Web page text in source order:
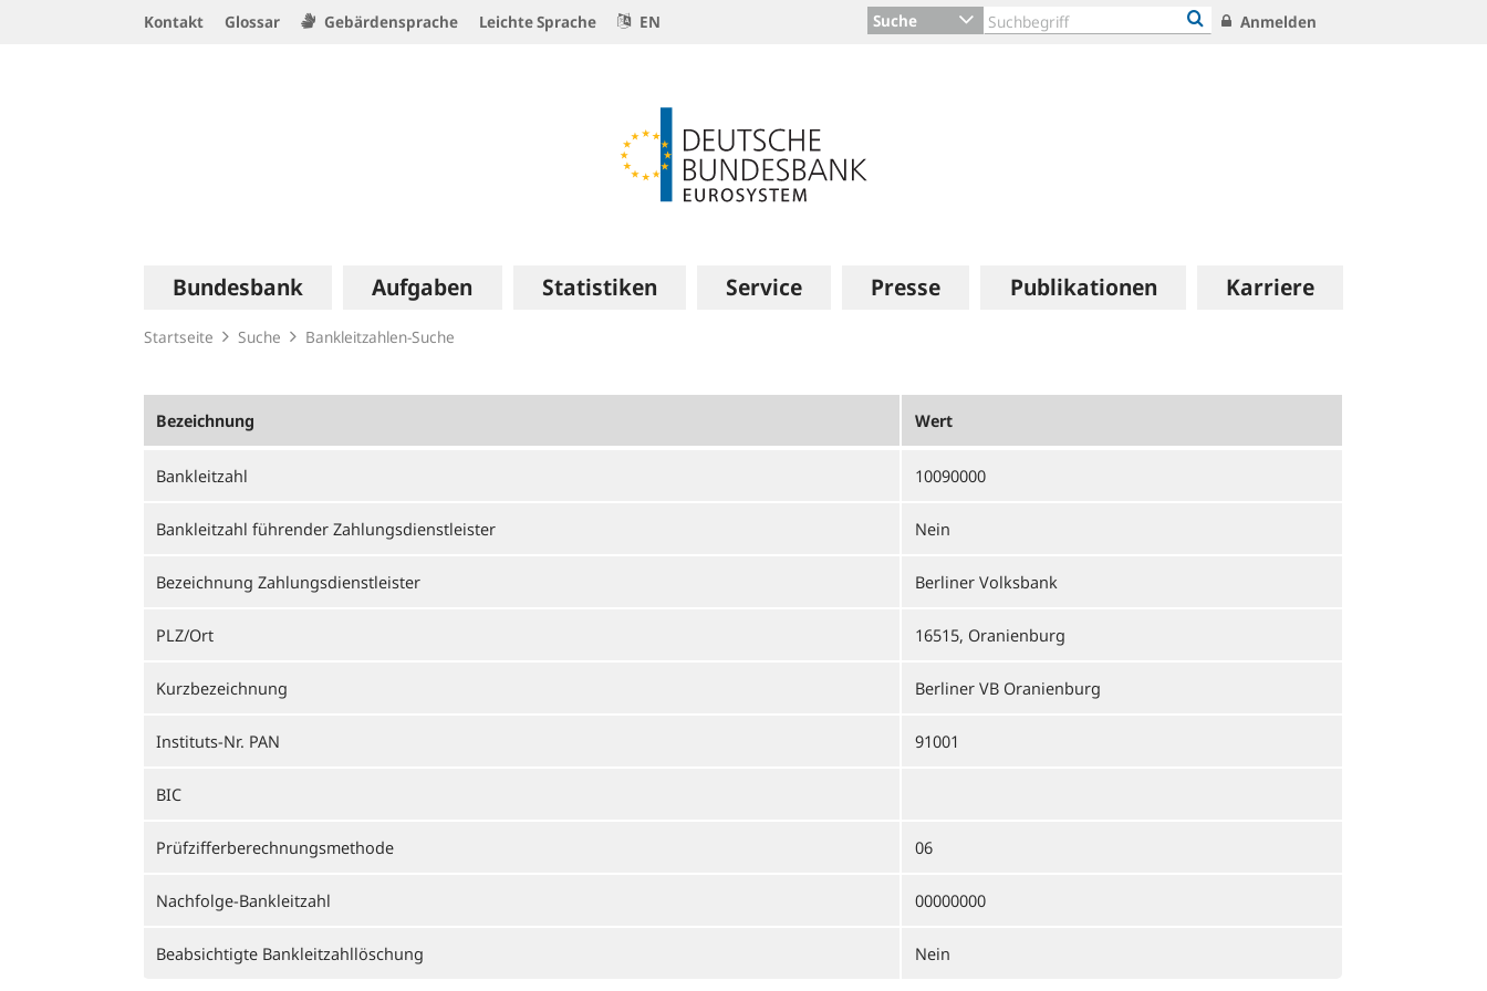
Kontakt Glossar Gebärdensprache Leichte Sprache EN Suche Anmelden
Hauptnavigation
Bundesbank Aufgaben Statistiken Service Presse Publikationen Karriere
Startseite Suche Bankleitzahlen-Suche
Bezeichnung Wert
Bankleitzahl 10090000
Bankleitzahl führender Zahlungsdienstleister Nein
Bezeichnung Zahlungsdienstleister Berliner Volksbank
PLZ/Ort 16515, Oranienburg
Kurzbezeichnung Berliner VB Oranienburg
Instituts-Nr. PAN 91001
BIC
Prüfzifferberechnungsmethode 06
Nachfolge-Bankleitzahl 00000000
Beabsichtigte Bankleitzahllöschung Nein